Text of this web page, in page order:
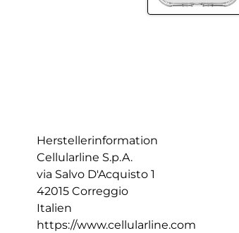
Herstellerinformation
Cellularline S.p.A.
via Salvo D'Acquisto 1
42015 Correggio
Italien
https://www.cellularline.com